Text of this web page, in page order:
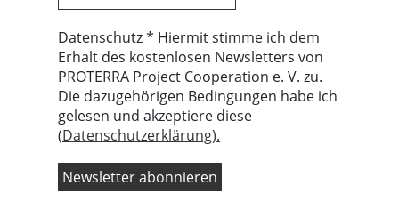
Datenschutz * Hiermit stimme ich dem
Erhalt des kostenlosen Newsletters von
PROTERRA Project Cooperation e. V. zu.
Die dazugehörigen Bedingungen habe ich
gelesen und akzeptiere diese
(Datenschutzerklärung).